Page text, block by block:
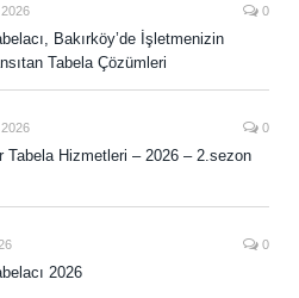
0
Bakırköy’de İşletmenizin
Tabela Çözümleri
0
Tabela Hizmetleri – 2026 – 2.sezon
0
2026